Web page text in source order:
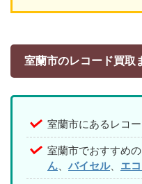
室蘭市のレコード買取
室蘭市にあるレコ
室蘭市でおすすめ
ん
バイセル、 エ